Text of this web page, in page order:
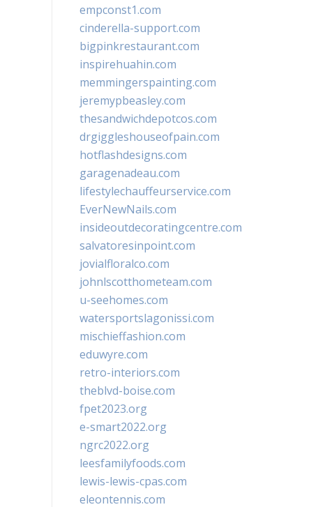
empconst1.com
cinderella-support.com
bigpinkrestaurant.com
inspirehuahin.com
memmingerspainting.com
jeremypbeasley.com
thesandwichdepotcos.com
drgiggleshouseofpain.com
hotflashdesigns.com
garagenadeau.com
lifestylechauffeurservice.com
EverNewNails.com
insideoutdecoratingcentre.com
salvatoresinpoint.com
jovialfloralco.com
johnlscotthometeam.com
u-seehomes.com
watersportslagonissi.com
mischieffashion.com
eduwyre.com
retro-interiors.com
theblvd-boise.com
fpet2023.org
e-smart2022.org
ngrc2022.org
leesfamilyfoods.com
lewis-lewis-cpas.com
eleontennis.com